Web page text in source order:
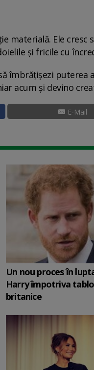
materială. Ele
și fricile cu
îmbrățișezi puterea
acum și devino
E-Mail
Un nou proces în
Harry împotriva
britanice